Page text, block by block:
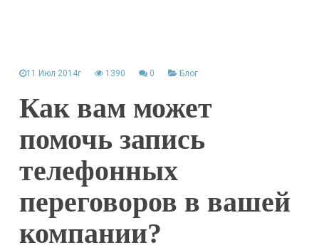
11 Июл 2014г 1390 0 Блог
Как вам может
помочь запись
телефонных
переговоров в вашей
компании?